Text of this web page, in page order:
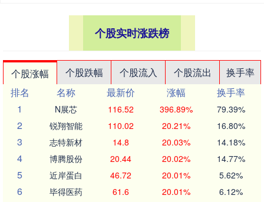
个股实时涨跌榜
个股涨幅 个股跌幅 个股流入 个股流出
换手率
排名
名称 最新价 涨幅
换手率
1
N展芯 116.52 396.89% 79.39%
2 锐翔智能 110.02 20.21% 16.80%
3 志特新材 14.8 20.03% 14.18%
4 博腾股份 20.44 20.02% 14.77%
5 近岸蛋白 46.72 20.01% 5.62%
6 毕得医药 61.6 20.01% 6.12%